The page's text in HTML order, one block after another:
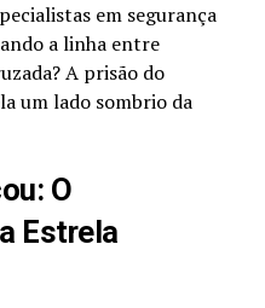
em segurança
a linha entre
A prisão do
um lado sombrio da
O
Estrela